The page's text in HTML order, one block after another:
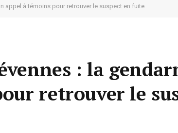
appel à témoins pour retrouver le suspect en fuite
: la
retrouver le